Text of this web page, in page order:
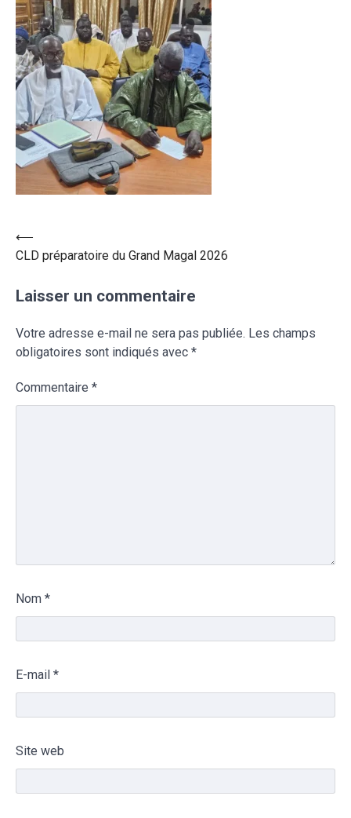
⟵
CLD préparatoire du Grand Magal 2026
Laisser un commentaire
Votre adresse e-mail ne sera pas publiée. Les champs
obligatoires sont indiqués avec *
Commentaire *
Nom *
E-mail *
Site web